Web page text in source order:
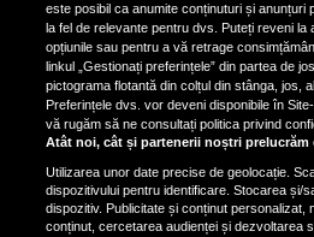
Oana
despre
Gherman:
aceasta
este posibil ca anumite conținuturi și anunțuri
la fel de relevante pentru dvs. Puteți reveni
opțiunile sau pentru a vă retrage
linkul „Gestionați preferințele” din partea de
pictograma flotantă din colțul din stânga, jos,
Preferințele dvs. vor deveni disponibile în
vă rugăm să ne consultați politica privind
Atât noi, cât și partenerii noștri prelucrăm
Utilizarea unor date precise de geolocație.
dispozitivului pentru identificare. Stocarea și/
dispozitiv. Publicitate și conținut personalizat,
conținut, cercetarea audienței și dezvoltarea